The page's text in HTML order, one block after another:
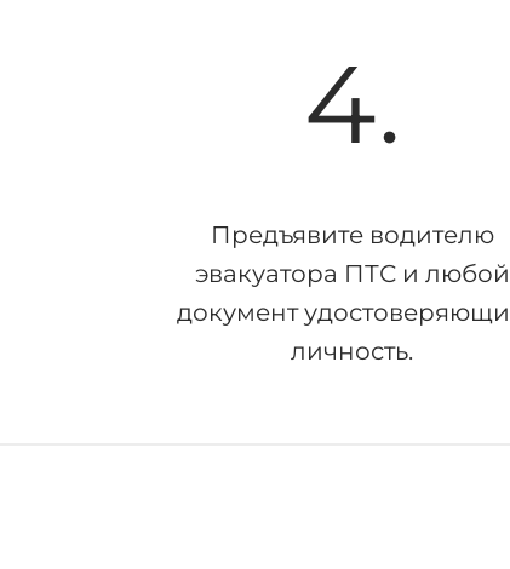
4.
Предъявите водителю
эвакуатора ПТС и любой
документ
личность.